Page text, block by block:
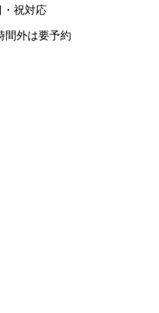
祝対応
間外は要予約